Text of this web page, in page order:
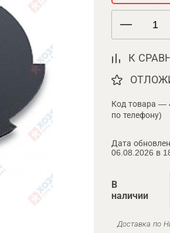
К
Код товара —
по телефону)
Дата
06.08.2026 в
В
наличии
Доставка по